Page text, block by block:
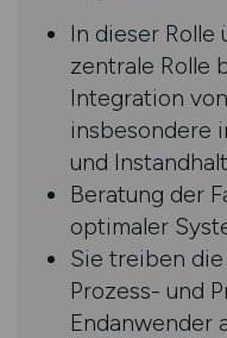
In dieser Rolle
zentrale Rolle
Integration
insbesondere
und
Beratung der
optimaler
Sie treiben
Prozess- und
Endanwender